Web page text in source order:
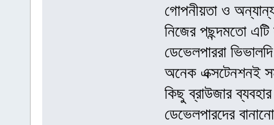
গোপনীয়তা ও
নিজের পছন্দমতো
ডেভেলপাররা
অনেক এক্সটেনশনই
কিছু ব্রাউজার
ডেভেলপারদের